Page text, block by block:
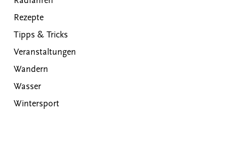
Rezepte
Tipps & Tricks
Veranstaltungen
Wandern
Wasser
Wintersport